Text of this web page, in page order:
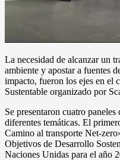
La necesidad de alcanzar un
ambiente y apostar a fuentes
impacto, fueron los ejes en el
Sustentable organizado por
Se presentaron cuatro
diferentes temáticas. El
Camino al transporte Net-
Objetivos de Desarrollo
Naciones Unidas para el año